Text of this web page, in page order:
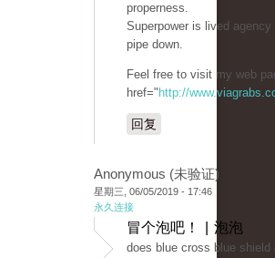
properness.
Superpower is lived
pipe down.
Feel free to visit my web
href=" http://
回复
Anonymous (未验证)
星期三, 06/05/2019 - 17:46
永久连接
冒个泡吧！ | 泡泡
does blue cross blue